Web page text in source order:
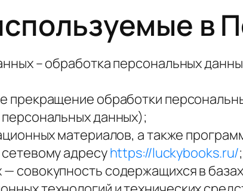
в
– обработка персональных
прекращение обработки
данных);
материалов, а также
адресуhttps://luckybooks.ru/;
совокупность содержащихся в